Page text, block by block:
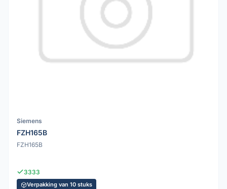
Siemens
FZH165B
FZH165B
3333
Verpakking van 10 stuks